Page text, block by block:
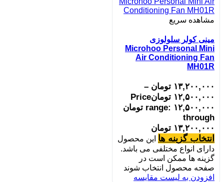
مشاهده سریع
مینی کولر سلولوزی
Microhoo Personal Mini
Air Conditioning Fan
MH01R
۱۳,۲۰۰,۰۰۰ تومان –
۱۲,۵۰۰,۰۰۰ تومانPrice
range: ۱۲,۵۰۰,۰۰۰ تومان
through
۱۳,۲۰۰,۰۰۰ تومان
انتخاب گزینه ها این محصول
دارای انواع مختلفی می باشد.
گزینه ها ممکن است در
صفحه محصول انتخاب شوند
افزودن به لیست مقایسه